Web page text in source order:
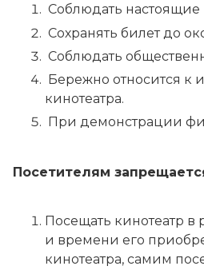
Соблюдать настоящие
Сохранять билет до
Соблюдать
Бережно относится к
кинотеатра.
При демонстрации
Посетителям
Посещать кинотеатр
и времени его
кинотеатра, самим